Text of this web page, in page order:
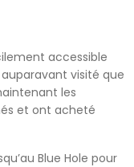
accessible
visité que
les
et ont acheté
Blue Hole pour